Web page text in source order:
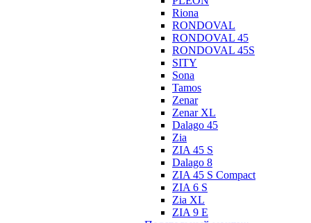
Riona
RONDOVAL
RONDOVAL 45
RONDOVAL 45S
SITY
Sona
Tamos
Zenar
Zenar XL
Dalago 45
Zia
ZIA 45 S
Dalago 8
ZIA 45 S Compact
ZIA 6 S
Zia XL
ZIA 9 E